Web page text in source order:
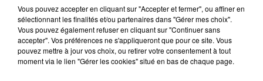
4 février 2025 - 2 min 14 sec
LES INFOS DU LOT DU 04/02/2025 À 11H00
Vous pouvez accepter en cliquant sur "Accepter et fermer", ou affiner en
sélectionnant les finalités et/ou partenaires dans "Gérer mes choix".
Vous pouvez également refuser en cliquant sur "Continuer sans
accepter". Vos préférences ne s'appliqueront que pour ce site. Vous
pouvez mettre à jour vos choix, ou retirer votre consentement à tout
moment via le lien "Gérer les cookies" situé en bas de chaque page.